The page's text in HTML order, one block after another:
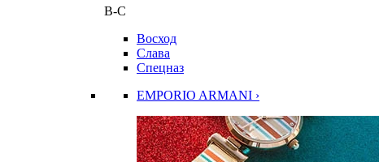
В-С
Восход
Слава
Спецназ
EMPORIO ARMANI ›